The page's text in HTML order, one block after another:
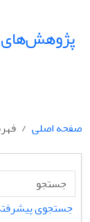
پژوهش‌های
صفحه اصلی
جستجوی